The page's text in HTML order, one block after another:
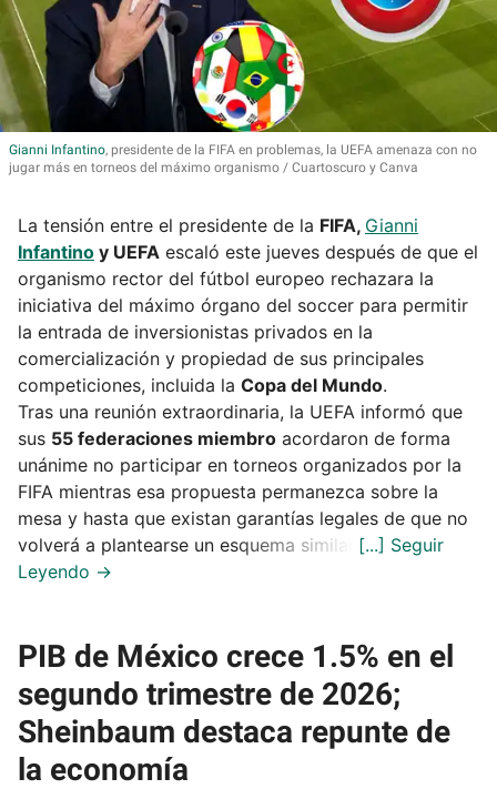
Gianni Infantino, presidente de la FIFA en problemas, la UEFA amenaza con no
jugar más en torneos del máximo organismo
Cuartoscuro y Canva
La tensión entre el presidente de la FIFA, Gianni
Infantino y UEFA escaló este jueves después de que el
organismo rector del fútbol europeo rechazara la
iniciativa del máximo órgano del soccer para permitir
la entrada de inversionistas privados en la
comercialización y propiedad de sus principales
competiciones, incluida la Copa del Mundo.
Tras una reunión extraordinaria, la UEFA informó que
sus 55 federaciones miembro acordaron de forma
unánime no participar en torneos organizados por la
FIFA mientras esa propuesta permanezca sobre la
mesa y hasta que existan garantías legales de que no
volverá a plantearse un esquema similar.
PIB de México crece 1.5% en el
segundo trimestre de 2026;
Sheinbaum destaca repunte de
la economía